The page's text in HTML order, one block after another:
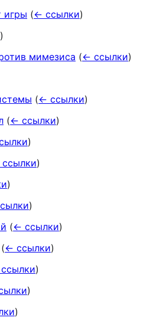
игры (← ссылки)
)
мимезиса (← ссылки)
(← ссылки)
(← ссылки)
)
)
)
)
(← ссылки)
(← ссылки)
)
)
)